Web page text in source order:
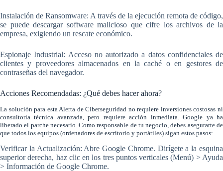
Instalación de Ransomware: A través de la ejecución remota de código,
se puede descargar software malicioso que cifre los archivos de la
empresa, exigiendo un rescate económico.
Espionaje Industrial: Acceso no autorizado a datos confidenciales de
clientes y proveedores almacenados en la caché o en gestores de
contraseñas del navegador.
Acciones Recomendadas: ¿Qué debes hacer ahora?
La solución para esta Alerta de Ciberseguridad no requiere inversiones costosas ni
consultoría técnica avanzada, pero requiere acción inmediata. Google ya ha
liberado el parche necesario. Como responsable de tu negocio, debes asegurarte de
que todos los equipos (ordenadores de escritorio y portátiles) sigan estos pasos:
Verificar la Actualización: Abre Google Chrome. Dirígete a la esquina
superior derecha, haz clic en los tres puntos verticales (Menú) > Ayuda
> Información de Google Chrome.